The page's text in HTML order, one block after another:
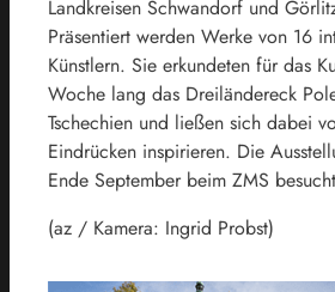
Landkreisen Schwandorf und
Präsentiert werden Werke von 16
Künstlern. Sie erkundeten für das
Woche lang das Dreiländereck
Tschechien und ließen sich dabei
Eindrücken inspirieren. Die
Ende September beim ZMS
(az / Kamera: Ingrid Probst)